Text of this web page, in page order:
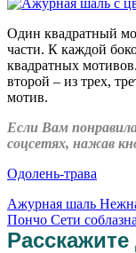
Один квадратный
части. К каждой
квадратных
второй – из трех,
мотив.
Если Вам
соцсетях, нажав
Одолень-трава
Ажурная шаль
Пончо Сети соблазна